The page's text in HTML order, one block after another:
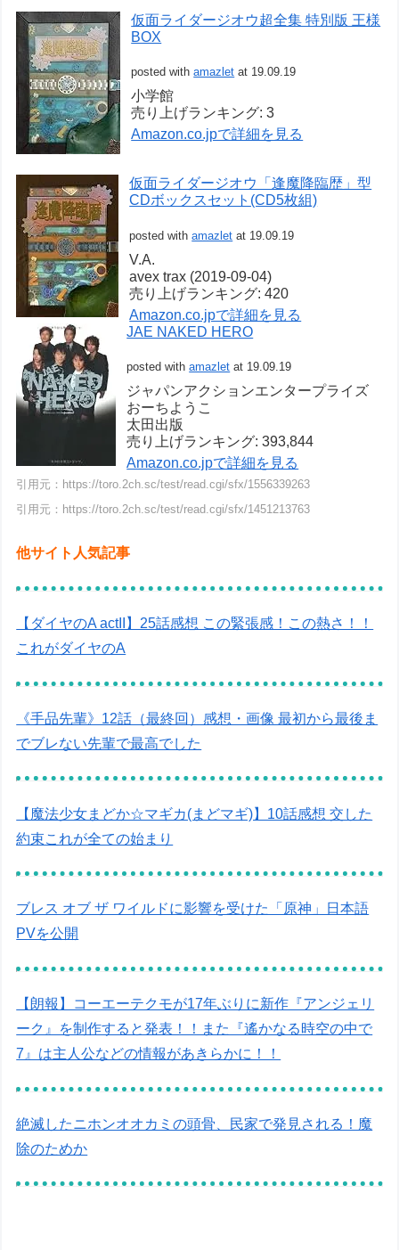
仮面ライダージオウ超全集 特別版 王様
BOX
posted withamazlet at 19.09.19
小学館
売り上げランキング: 3
Amazon.co.jpで詳細を見る
仮面ライダージオウ「逢魔降臨歴」型
CDボックスセット(CD5枚組)
posted withamazlet at 19.09.19
V.A.
avex trax (2019-09-04)
売り上げランキング: 420
Amazon.co.jpで詳細を見る
JAE NAKED HERO
posted withamazlet at 19.09.19
ジャパンアクションエンタープライズ
おーちようこ
太田出版
売り上げランキング: 393,844
Amazon.co.jpで詳細を見る
引用元：https://toro.2ch.sc/test/read.cgi/sfx/1556339263
引用元：https://toro.2ch.sc/test/read.cgi/sfx/1451213763
他サイト人気記事
【ダイヤのA actII】25話感想 この緊張感！この熱さ！！
これがダイヤのA
《手品先輩》12話（最終回）感想・画像 最初から最後ま
でブレない先輩で最高でした
【魔法少女まどか☆マギカ(まどマギ)】10話感想 交した
約束これが全ての始まり
ブレス オブ ザ ワイルドに影響を受けた「原神」日本語
PVを公開
【朗報】コーエーテクモが17年ぶりに新作『アンジェリ
ーク』を制作すると発表！！また『遙かなる時空の中で
7』は主人公などの情報があきらかに！！
絶滅したニホンオオカミの頭骨、民家で発見される！魔
除のためか